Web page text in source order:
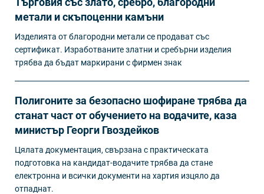
метали и скъпоценни камъни
Изделията от благородни метали се продават със
сертификат. Изработваните златни и сребърни изделия
трябва да бъдат маркирани с фирмен знак
Полигоните за безопасно шофиране трябва да
станат част от обучението на водачите, каза
министър Георги Гвоздейков
Цялата документация, свързана с практическата
подготовка на кандидат-водачите трябва да стане
електронна и всички документи на хартия изцяло да
отпаднат.